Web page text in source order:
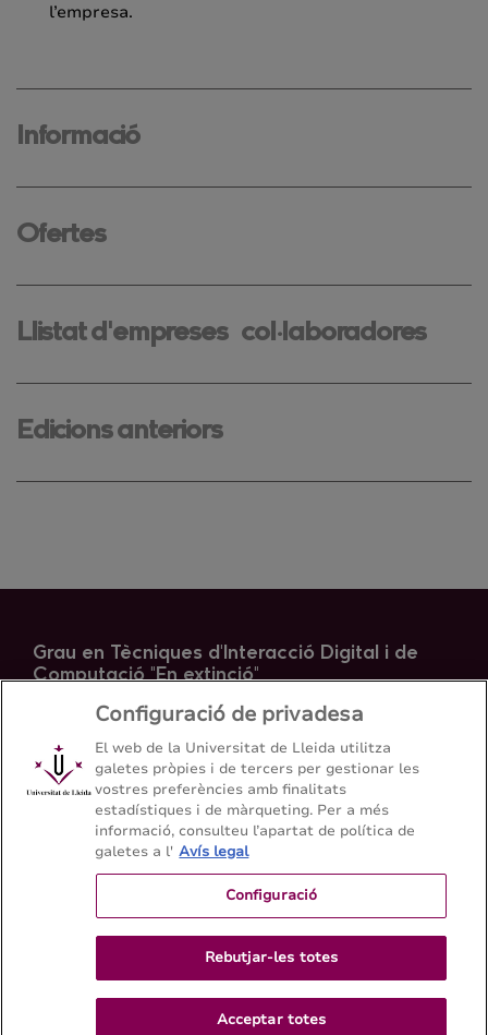
l’empresa.
Informació
Ofertes
Llistat d'empreses col·laboradores
Edicions anteriors
Grau en Tècniques d'Interacció Digital i de
Computació "En extinció"
Escola Politècnica Superior - Universitat de Lleida
Mapa del web Contacte
+ 34 938 03 53 00
Configuració de privadesa
El web de la Universitat de Lleida utilitza
galetes pròpies i de tercers per gestionar les
vostres preferències amb finalitats
estadístiques i de màrqueting. Per a més
informació, consulteu l’apartat de política de
galetes a l' Avís legal
Configuració
Rebutjar-les totes
Acceptar totes